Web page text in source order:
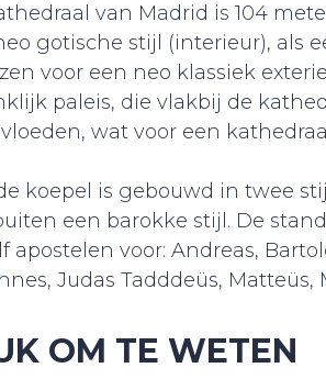
van Madrid is 104
gotische stijl (interieur), als
voor een neo klassiek
paleis, die vlakbij de
wat voor een
koepel is gebouwd in twee
een barokke stijl. De
apostelen voor: Andreas,
Judas Tadddeüs,
OM TE WETEN